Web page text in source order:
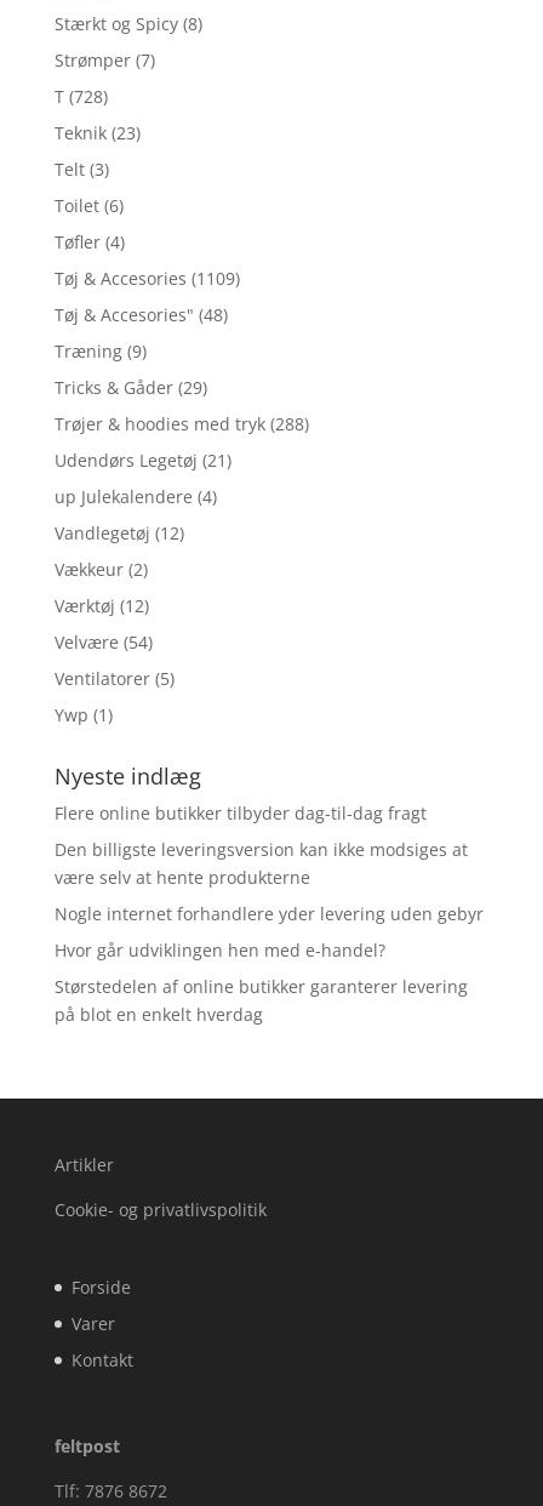
Stærkt og Spicy (8)
Strømper (7)
T (728)
Teknik (23)
Telt (3)
Toilet (6)
Tøfler (4)
Tøj & Accesories (1109)
Tøj & Accesories" (48)
Træning (9)
Tricks & Gåder (29)
Trøjer & hoodies med tryk (288)
Udendørs Legetøj (21)
up Julekalendere (4)
Vandlegetøj (12)
Vækkeur (2)
Værktøj (12)
Velvære (54)
Ventilatorer (5)
Ywp (1)
Nyeste indlæg
Flere online butikker tilbyder dag-til-dag fragt
Den billigste leveringsversion kan ikke modsiges at
være selv at hente produkterne
Nogle internet forhandlere yder levering uden gebyr
Hvor går udviklingen hen med e-handel?
Størstedelen af online butikker garanterer levering
på blot en enkelt hverdag
Artikler
Cookie- og privatlivspolitik
Forside
Varer
Kontakt
feltpost
Tlf: 7876 8672